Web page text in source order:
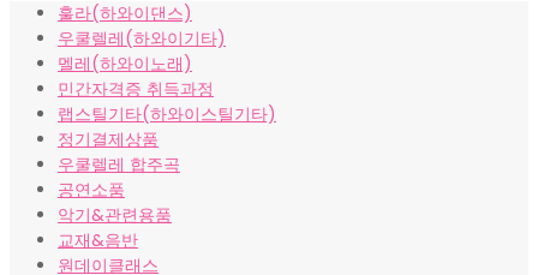
격:
₩10,000.
격:
₩8,000.
훌라(하와이댄스)
우쿨렐레(하와이기타)
멜레(하와이노래)
민간자격증 취득과정
랩스틸기타(하와이스틸기타)
정기결제상품
우쿨렐레 합주곡
공연소품
악기&관련용품
교재&음반
원데이클래스